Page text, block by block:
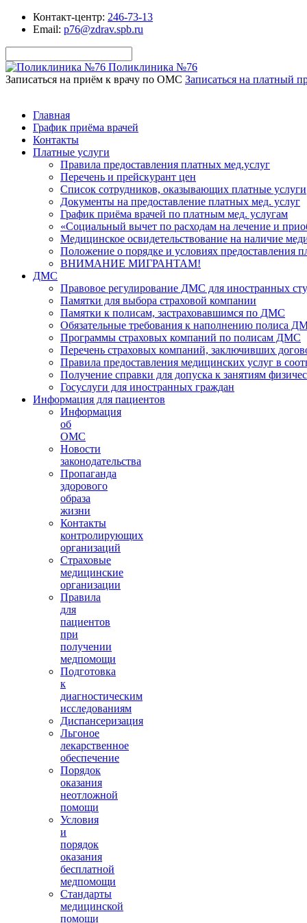
Контакт-центр: 246-73-13
Email: p76@zdrav.spb.ru
Поликлиника №76
Записаться на приём к врачу по ОМС Записаться на платный
Главная
График приёма врачей
Контакты
Платные услуги
Правила предоставления платных мед.услуг
Перечень и прейскурант цен
Список сотрудников, оказывающих платные услуги
Документы на предоставление платных мед. услуг
График приёма врачей по платным мед. услугам
«Социальный вычет по расходам на лечение и
Медицинское освидетельствование на наличие
Положение о порядке и условиях предоставления
ВНИМАНИЕ МИГРАНТАМ!
ДМС
Правовое регулирование ДМС для иностранных
Памятки для выбора страховой компании
Памятки к полисам, застраховавшимся по ДМС
Обязательные требования к наполнению полиса
Программы страховых компаний по полисам ДМС
Перечень страховых компаний, заключивших
Правила предоставления медицинских услуг в
Получение справки для допуска к занятиям
Госуслуги для иностранных граждан
Информация для пациентов
Информация
об
ОМС
Новости
законодательства
Пропаганда
здорового
образа
жизни
Контакты
контролирующих
организаций
Страховые
медицинские
организации
Правила
для
пациентов
при
получении
медпомощи
Подготовка
к
диагностическим
исследованиям
Диспансеризация
Льгоное
лекарственное
обеспечение
Порядок
оказания
неотложной
помощи
Условия
и
порядок
оказания
бесплатной
медпомощи
Стандарты
медицинской
помощи